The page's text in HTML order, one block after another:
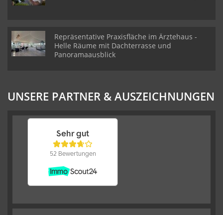
Repräsentative Praxisfläche im Ärztehaus -
Helle Räume mit Dachterrasse und
Panoramaausblick
UNSERE PARTNER & AUSZEICHNUNGEN